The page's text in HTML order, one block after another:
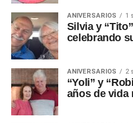
ANIVERSARIOS 1
Silvia y
celebrando
ANIVERSARIOS 2
“Yoli” y
años de vida